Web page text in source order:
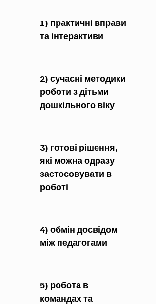
1) практичні вправи
та інтерактиви
2) сучасні методики
роботи з дітьми
дошкільного віку
3) готові рішення,
які можна одразу
застосовувати в
роботі
4) обмін досвідом
між педагогами
5) робота в
командах та